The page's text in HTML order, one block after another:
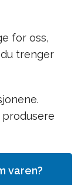
for oss,
trenger
varen?